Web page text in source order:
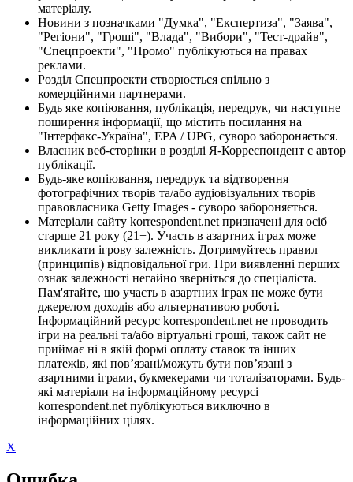
матеріалу.
Новини з позначками "Думка", "Експертиза", "Заява",
"Регіони", "Гроші", "Влада", "Вибори", "Тест-драйв",
"Спецпроекти", "Промо" публікуються на правах
реклами.
Розділ Спецпроекти створюється спільно з
комерційними партнерами.
Будь яке копіювання, публікація, передрук, чи наступне
поширення інформації, що містить посилання на
"Інтерфакс-Україна", EPA / UPG, суворо забороняється.
Власник веб-сторінки в розділі Я-Корреспондент є автор
публікації.
Будь-яке копіювання, передрук та відтворення
фотографічних творів та/або аудіовізуальних творів
правовласника Getty Images - суворо забороняється.
Матеріали сайту korrespondent.net призначені для осіб
старше 21 року (21+). Участь в азартних іграх може
викликати ігрову залежність. Дотримуйтесь правил
(принципів) відповідальної гри. При виявленні перших
ознак залежності негайно зверніться до спеціаліста.
Пам'ятайте, що участь в азартних іграх не може бути
джерелом доходів або альтернативою роботі.
Інформаційний ресурс korrespondent.net не проводить
ігри на реальні та/або віртуальні гроші, також сайт не
приймає ні в якій формі оплату ставок та інших
платежів, які пов’язані/можуть бути пов’язані з
азартними іграми, букмекерами чи тоталізаторами. Будь-
які матеріали на інформаційному ресурсі
korrespondent.net публікуються виключно в
інформаційних цілях.
X